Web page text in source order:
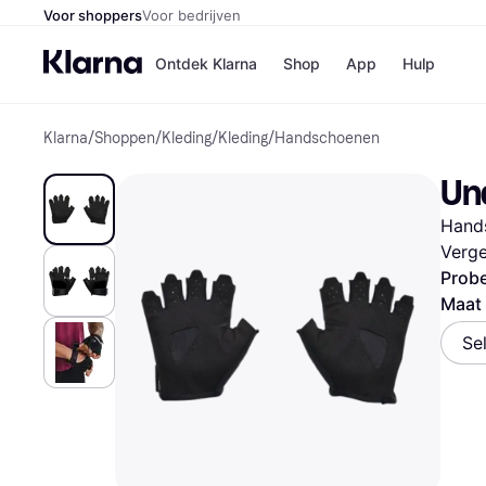
Voor shoppersVoor bedrijven
Ontdek Klarna Shop
Kruidvat
App Hulp
Klarna/Shoppen/Kleding/Kleding/Handschoenen